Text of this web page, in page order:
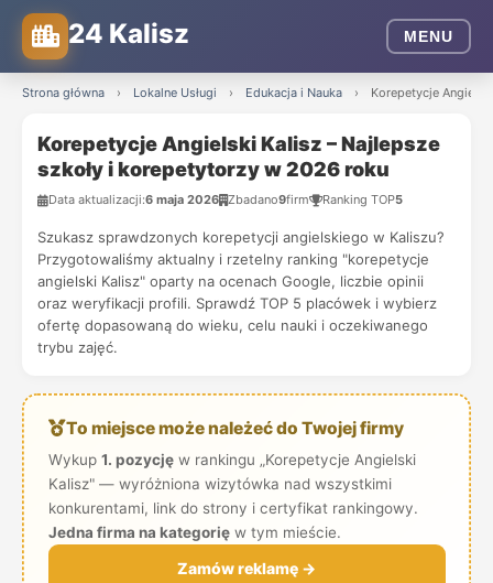
24 Kalisz MENU
Strona główna › Lokalne Usługi › Edukacja i Nauka › Korepetycje
Korepetycje Angielski Kalisz – Najlepsze
szkoły i korepetytorzy w 2026 roku
Data aktualizacji:6 maja 2026 Zbadano9firm Ranking TOP5
Szukasz sprawdzonych korepetycji angielskiego w Kaliszu?
Przygotowaliśmy aktualny i rzetelny ranking "korepetycje
angielski Kalisz" oparty na ocenach Google, liczbie opinii
oraz weryfikacji profili. Sprawdź TOP 5 placówek i wybierz
ofertę dopasowaną do wieku, celu nauki i oczekiwanego
trybu zajęć.
To miejsce może należeć do Twojej firmy
Wykup 1. pozycjęw rankingu „Korepetycje Angielski
Kalisz" — wyróżniona wizytówka nad wszystkimi
konkurentami, link do strony i certyfikat rankingowy.
Jedna firma na kategorięw tym mieście.
Zamów reklamę →